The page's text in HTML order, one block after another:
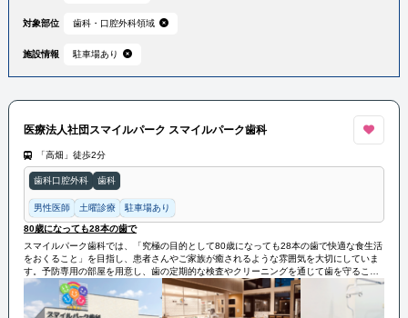
対象部位 歯科・口腔外科領域
施設情報 駐車場あり
医療法人社団スマイルパーク スマイルパーク歯科
「高畑」徒歩2分
歯科口腔外科 歯科
男性医師 土曜診療 駐車場あり
80歳になっても28本の歯で
スマイルパーク歯科では、「究極の目的として80歳になっても28本の歯で快適な食生活
をおくること」を目指し、患者さんやご家族が癒されるような雰囲気を大切にしていま
す。予防専用の部屋を用意し、歯の定期的な検査やクリーニングを通じて歯を守ること
を促進しています。治療においても各専門性を持つ医師が責任を持って処置を行い、高
齢者や体の不自由な方には往診も行っています。地域のかかりつけ歯科医院として、患
者さんがいつまでも自分の歯で食べられるようサポートしていきます。